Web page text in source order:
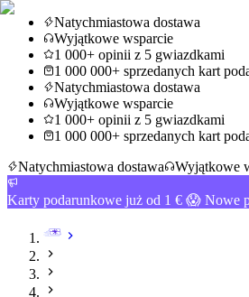
Natychmiastowa dostawa
Wyjątkowe wsparcie
1 000+ opinii z 5 gwiazdkami
1 000 000+ sprzedanych kart
Natychmiastowa dostawa
Wyjątkowe wsparcie
1 000+ opinii z 5 gwiazdkami
1 000 000+ sprzedanych kart
Natychmiastowa dostawa
Wyjątkowe
Karty podarunkowe już od 1 € 😱 Nowe